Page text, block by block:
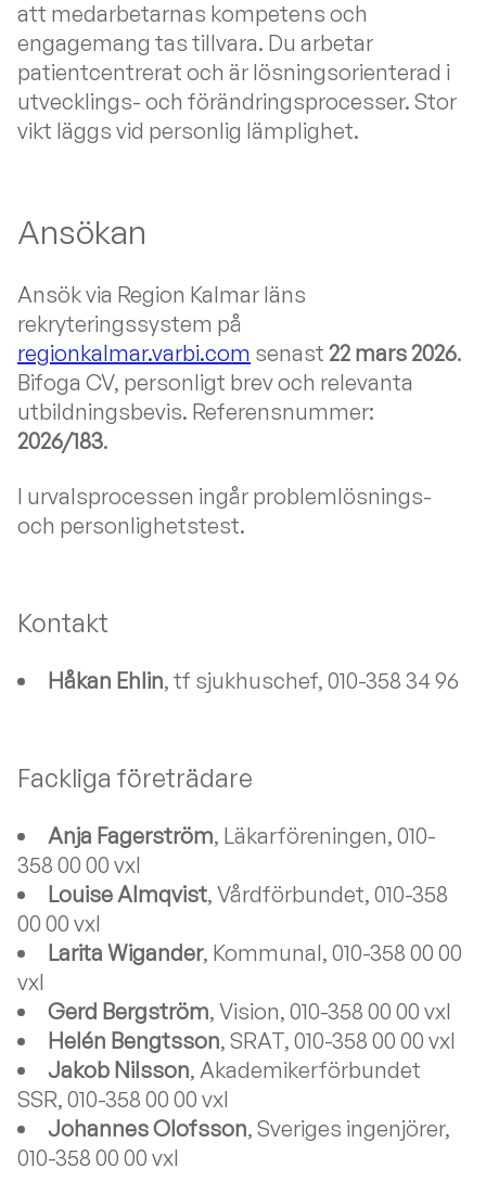
att medarbetarnas kompetens och
engagemang tas tillvara. Du arbetar
patientcentrerat och är lösningsorienterad i
utvecklings- och förändringsprocesser. Stor
vikt läggs vid personlig lämplighet.
Ansökan
Ansök via Region Kalmar läns
rekryteringssystem på
regionkalmar.varbi.com senast 22 mars 2026.
Bifoga CV, personligt brev och relevanta
utbildningsbevis. Referensnummer:
2026/183.
I urvalsprocessen ingår problemlösnings-
och personlighetstest.
Kontakt
Håkan Ehlin, tf sjukhuschef, 010-358 34 96
Fackliga företrädare
Anja Fagerström, Läkarföreningen, 010-
358 00 00 vxl
Louise Almqvist, Vårdförbundet, 010-358
00 00 vxl
Larita Wigander, Kommunal, 010-358 00 00
vxl
Gerd Bergström, Vision, 010-358 00 00 vxl
Helén Bengtsson, SRAT, 010-358 00 00 vxl
Jakob Nilsson, Akademikerförbundet
SSR, 010-358 00 00 vxl
Johannes Olofsson, Sveriges ingenjörer,
010-358 00 00 vxl